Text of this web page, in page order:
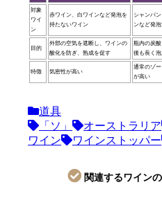
対象
ワイ
ン
赤ワイン、白ワインなど発泡を
持たないワイン
シャンパ
ンなど発
目的
外部の空気を遮断し、ワインの
酸化を防ぎ、熟成を促す
瓶内の炭
後も長く
特徴 気密性が高い
通常のゾ
が高い
道具
「ソ」
オーストラリア
ワイン
ワインストッパー
関連するワイン